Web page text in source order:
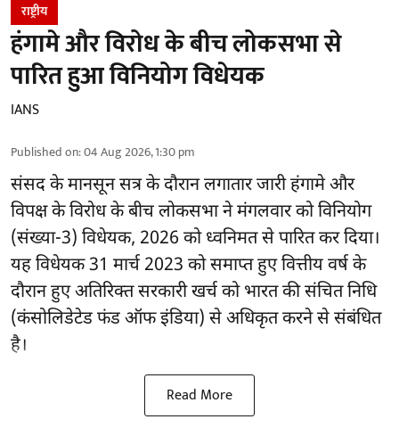
राष्ट्रीय
हंगामे और विरोध के बीच लोकसभा से
पारित हुआ विनियोग विधेयक
IANS
Published on:04 Aug 2026, 1:30 pm
संसद के मानसून सत्र के दौरान लगातार जारी हंगामे और
विपक्ष के विरोध के बीच लोकसभा ने मंगलवार को विनियोग
(संख्या-3) विधेयक, 2026 को ध्वनिमत से पारित कर दिया।
यह विधेयक 31 मार्च 2023 को समाप्त हुए वित्तीय वर्ष के
दौरान हुए अतिरिक्त सरकारी खर्च को भारत की संचित निधि
(कंसोलिडेटेड फंड ऑफ इंडिया) से अधिकृत करने से संबंधित
है।
Read More